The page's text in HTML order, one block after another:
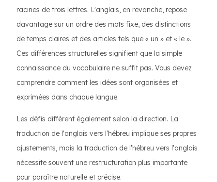
racines de trois lettres. L'anglais, en revanche, repose
davantage sur un ordre des mots fixe, des distinctions
de temps claires et des articles tels que « un » et « le ».
Ces différences structurelles signifient que la simple
connaissance du vocabulaire ne suffit pas. Vous devez
comprendre comment les idées sont organisées et
exprimées dans chaque langue.
Les défis diffèrent également selon la direction. La
traduction de l'anglais vers l'hébreu implique ses propres
ajustements, mais la traduction de l'hébreu vers l'anglais
nécessite souvent une restructuration plus importante
pour paraître naturelle et précise.